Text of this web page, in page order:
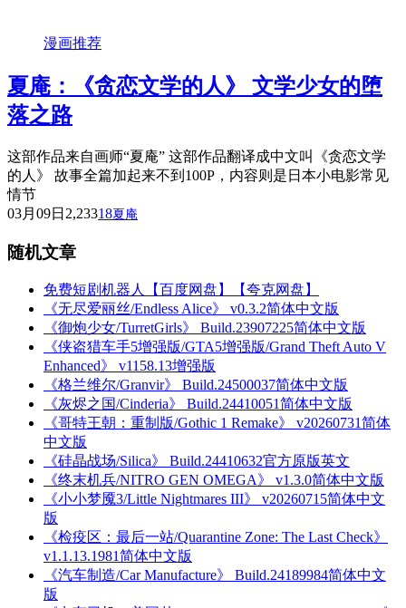
漫画推荐
夏庵：《贪恋文学的人》 文学少女的堕
落之路
这部作品来自画师“夏庵” 这部作品翻译成中文叫《贪恋文学
的人》 故事全篇加起来不到100P，内容则是日本小电影常见
情节
03月09日 2,23318夏庵
随机文章
免费短剧机器人【百度网盘】【夸克网盘】
《无尽爱丽丝/Endless Alice》 v0.3.2简体中文版
《御炮少女/TurretGirls》 Build.23907225简体中文版
《侠盗猎车手5增强版/GTA5增强版/Grand Theft Auto V
Enhanced》 v1158.13增强版
《格兰维尔/Granvir》 Build.24500037简体中文版
《灰烬之国/Cinderia》 Build.24410051简体中文版
《哥特王朝：重制版/Gothic 1 Remake》 v20260731简体
中文版
《硅晶战场/Silica》 Build.24410632官方原版英文
《终末机兵/NITRO GEN OMEGA》 v1.3.0简体中文版
《小小梦魇3/Little Nightmares III》 v20260715简体中文
版
《检疫区：最后一站/Quarantine Zone: The Last Check》
v1.1.13.1981简体中文版
《汽车制造/Car Manufacture》 Build.24189984简体中文
版